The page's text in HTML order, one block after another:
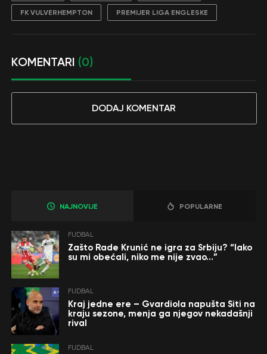
FK VULVERHEMPTON PREMIJER LIGA ENGLESKE
KOMENTARI (0)
DODAJ KOMENTAR
NAJNOVIJE POPULARNE
FUDBAL
Zašto Rade Krunić ne igra za Srbiju? “Iako
su mi obećali, niko me nije zvao…”
FUDBAL
Kraj jedne ere – Gvardiola napušta Siti na
kraju sezone, menja ga njegov nekadašnji
rival
FUDBAL